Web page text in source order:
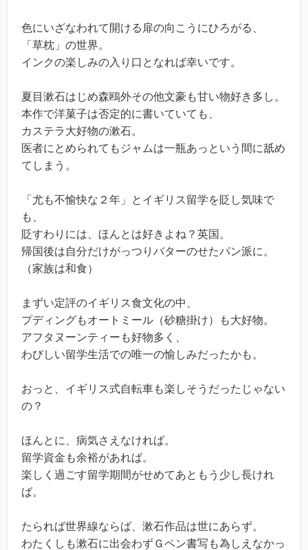
色にいざなわれて開ける扉の向こうにひろがる、
「草枕」の世界。
インクの楽しみの入り口となれば幸いです。
夏目漱石はじめ森鴎外その他文豪も甘い物好き多し。
本作で洋菓子は否定的に書いていても、
カステラ大好物の漱石。
医者にとめられてもジャムは一瓶あっという間に舐め
てしまう。
「尤も不愉快な２年」とイギリス留学を貶し気味で
も、
貶すわりには、ほんとは好きよね？英国。
帰国後は自分だけがっつりバターのせたパン派に。
（家族は和食）
まずい定評のイギリス食文化の中、
プディングもオートミール（砂糖掛け）も大好物。
アフタヌーンティーも好物多く、
わびしい留学生活での唯一の愉しみだったかも。
おっと、イギリス式自転車も楽しそうだったじゃない
の？
ほんとに、病気さえなければ。
留学資金も余裕があれば。
楽しく過ごす留学期間がせめてあともう少し長けれ
ば。
たられば世界線ならば、漱石作品は世にあらず。
わたくしも漱石に出会わずＧペン書写も為しえなかっ